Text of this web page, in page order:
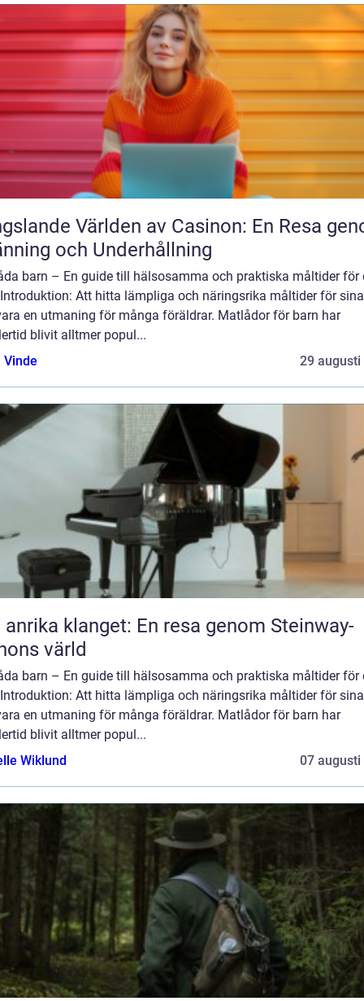
Världen av Casinon: En Resa
och Underhållning
barn – En guide till hälsosamma och praktiska måltider för
Att hitta lämpliga och näringsrika måltider för
en utmaning för många föräldrar. Matlådor för barn har
blivit alltmer popul...
Vinde
29 augusti
anrika klanget: En resa genom Steinway-
värld
barn – En guide till hälsosamma och praktiska måltider för
Att hitta lämpliga och näringsrika måltider för
en utmaning för många föräldrar. Matlådor för barn har
blivit alltmer popul...
Wiklund
07 augusti